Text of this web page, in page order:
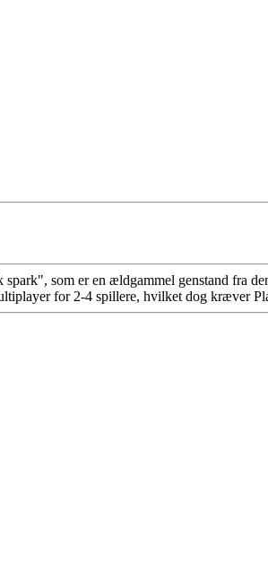
som er en ældgammel genstand fra
for 2-4 spillere, hvilket dog kræver